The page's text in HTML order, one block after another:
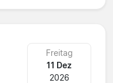
Freitag
11 Dez
2026